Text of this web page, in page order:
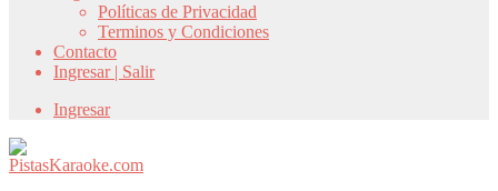
Políticas de Privacidad
Terminos y Condiciones
Contacto
Ingresar | Salir
Ingresar